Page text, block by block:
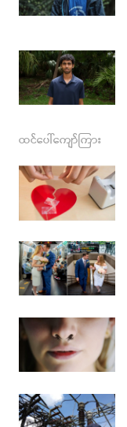
ထင်ပေါ်ကျော်ကြား